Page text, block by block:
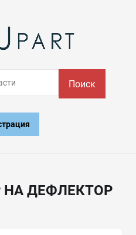
Поиск
ДЕФЛЕКТОР